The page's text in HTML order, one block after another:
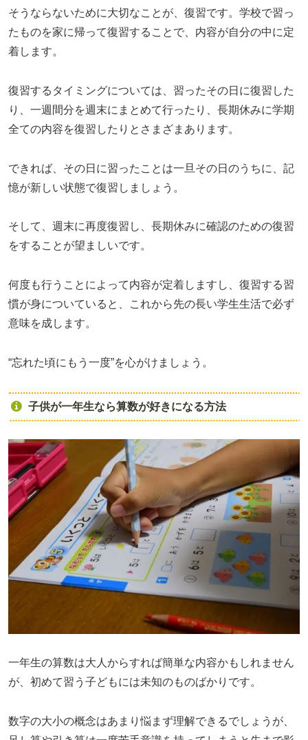
そうならないために大切なことが、復習です。学校で習っ
たものを家に帰って復習することで、内容が自分の中に定
着します。
復習するタイミングについては、習ったその日に復習した
り、一週間分を週末にまとめて行ったり、長期休みに学期
全ての内容を復習したりとさまざまあります。
できれば、その日に習ったことは一旦その日のうちに、記
憶が新しい状態で復習しましょう。
そして、週末に再度復習し、長期休みに確認のための復習
をすることが望ましいです。
何度も行うことによって内容が定着しますし、復習する習
慣が身についていると、これから先の長い学生生活で必ず
意味を成します。
“忘れた頃にもう一度”を心がけましょう。
子供が一年生なら算数が好きになる方法
一年生の算数は大人からすれば簡単な内容かもしれません
が、初めて習う子どもには未知のものばかりです。
数字の大小の概念はあまり悩まず理解できるでしょうが、